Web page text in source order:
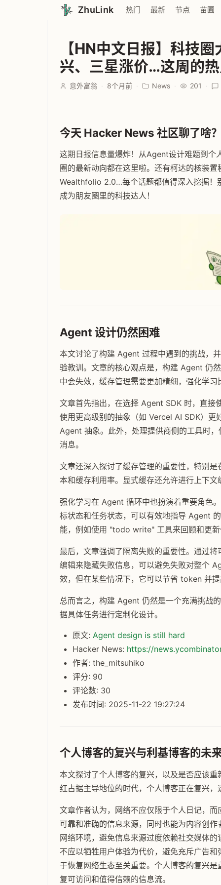
ZhuLink 热门 最新 节点 苗圃
【HN中文日报】科技
兴、三星涨价…这周的
意外富翁 · 8个月前 · News · 201 ·
今天 Hacker News 社区聊了啥
这期日报信息量爆炸！从Agent设计难题到个
圈的最新动向都在这里啦。还有柯达的核装
Wealthfolio 2.0…每个话题都值得深入挖掘！
成为朋友圈里的科技达人！
Agent 设计仍然困难
本文讨论了构建 Agent 过程中遇到的挑战，
验教训。文章的核心观点是，构建 Agent 仍
中会失效，缓存管理需要更加精细，强化学
文章首先指出，在选择 Agent SDK 时，直
使用更高级别的抽象（如 Vercel AI SDK）更
Agent 抽象。此外，处理提供商侧的工具时
消息。
文章还深入探讨了缓存管理的重要性，特别
本和缓存利用率。显式缓存还允许进行上下
强化学习在 Agent 循环中也扮演着重要角色
标状态和任务状态，可以有效地指导 Agent
能，例如使用 "todo write" 工具来回顾和更
最后，文章强调了隔离失败的重要性。通过
编辑来隐藏失败信息，可以避免失败对整个
效，但在某些情况下，它可以节省 token 并
总而言之，构建 Agent 仍然是一个充满挑战
据具体任务进行定制化设计。
原文: Agent design is still hard
Hacker News: https://
作者: the_mitsuhiko
评分: 90
评论数: 30
发布时间: 2025-11-22 19:27:24
个人博客的复兴与利基博客的未
本文探讨了个人博客的复兴，以及是否应该
红占据主导地位的时代，个人博客正在复兴
文章作者认为，网络不应仅限于个人日记，
可靠和准确的信息来源，同时也能为内容创
网络环境，避免信息来源过度依赖社交媒体
不应以牺牲用户体验为代价，避免充斥广告
于恢复网络生态至关重要。个人博客的复兴
复可访问和值得信赖的信息流。